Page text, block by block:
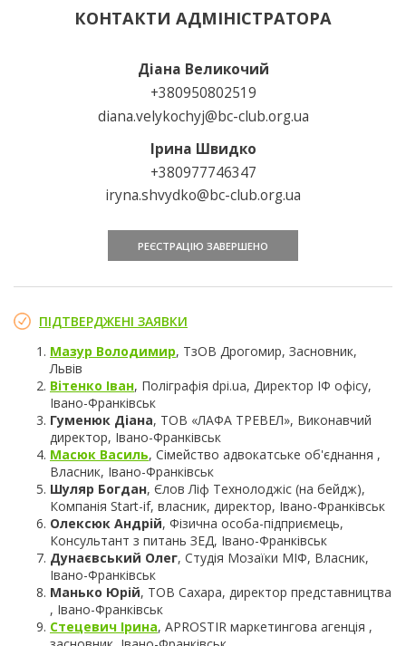
КОНТАКТИ АДМІНІСТРАТОРА
Діана Великочий
+380950802519
diana.velykochyj@bc-club.org.ua
Ірина Швидко
+380977746347
iryna.shvydko@bc-club.org.ua
РЕЄСТРАЦІЮ ЗАВЕРШЕНО
ПІДТВЕРДЖЕНІ ЗАЯВКИ
Мазур Володимир, ТзОВ Дрогомир, Засновник,
Львів
Вітенко Іван, Поліграфія dpi.ua, Директор ІФ офісу,
Івано-Франківськ
Гуменюк Діана, ТОВ «ЛАФА ТРЕВЕЛ», Виконавчий
директор, Івано-Франківськ
Масюк Василь, Сімейство адвокатське об'єднання ,
Власник, Івано-Франківськ
Шуляр Богдан, Єлов Ліф Технолоджіс (на бейдж),
Компанія Start-if, власник, директор, Івано-Франківськ
Олексюк Андрій, Фізична особа-підприємець,
Консультант з питань ЗЕД, Івано-Франківськ
Дунаєвський Олег, Студія Мозаїки МІФ, Власник,
Івано-Франківськ
Манько Юрій, ТОВ Сахара, директор представництва
, Івано-Франківськ
Стецевич Ірина, APROSTIR маркетингова агенція ,